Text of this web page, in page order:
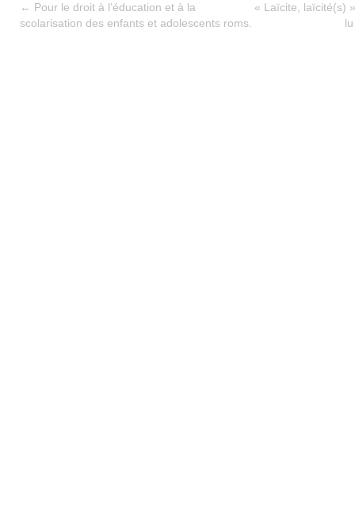
← Pour le droit à l’éducation et à la
scolarisation des enfants et adolescents roms.
« Laïcite, laïcité(s)